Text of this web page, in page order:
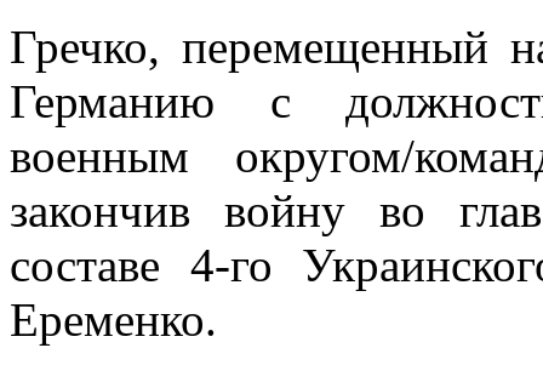
Гречко, перемещенный
Германию с
военным округом/
закончив войну во
составе 4-го
Еременко.